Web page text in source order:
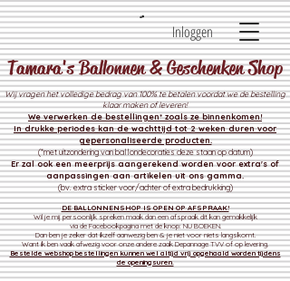
Tamara's Ballonnen & Geschenken Shop
Wij vragen het volledige bedrag van 100% te betalen voordat we de bestelling
klaar maken of leveren!
We verwerken de bestellingen* zoals ze binnenkomen!
In drukke periodes kan de wachttijd tot 2 weken duren voor
gepersonaliseerde producten.
(*met uitzondering van ballondecoraties deze staan op datum)
Er zal ook een meerprijs aangerekend worden voor extra's of
aanpassingen aan artikelen uit ons gamma.
(bv. extra sticker voor/achter of extra bedrukking)
DE BALLONNENSHOP IS OPEN OP AFSPRAAK!
Wil je mij persoonlijk spreken maak dan een afspraak dit kan gemakkelijk
via de Facebookpagina met de knop: NU BOEKEN.
Dan ben je zeker dat ikzelf aanwezig ben & je niet voor niets langskomt.
Want ik ben vaak afwezig voor onze andere zaakDepannage TVV of op levering.
Bestelde webshop bestellingen kunnen wel altijd vrij opgehaald worden tijdens
de openingsuren.
Inloggen